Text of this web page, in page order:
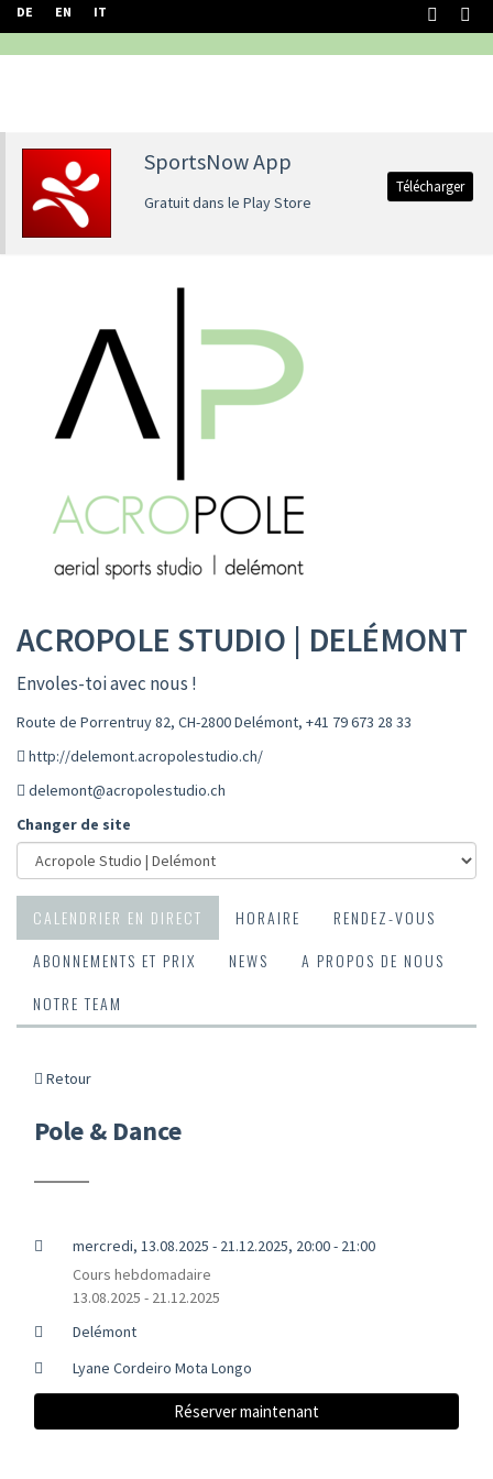
DE EN IT
SportsNow App
Gratuit dans le Play Store
Télécharger
ACROPOLE STUDIO | DELÉMONT
Envoles-toi avec nous !
Route de Porrentruy 82, CH-2800 Delémont, +41 79 673 28 33
http://delemont.acropolestudio.ch/
delemont@acropolestudio.ch
Changer de site
CALENDRIER EN DIRECT HORAIRE
RENDEZ-VOUS
ABONNEMENTS ET PRIX
NEWS
A PROPOS DE NOUS
NOTRE TEAM
Retour
Pole & Dance
mercredi, 13.08.2025 - 21.12.2025, 20:00 - 21:00
Cours hebdomadaire
13.08.2025 - 21.12.2025
Delémont
Lyane Cordeiro Mota Longo
Réserver maintenant